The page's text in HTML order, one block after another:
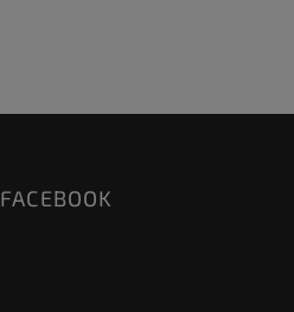
FACEBOOK